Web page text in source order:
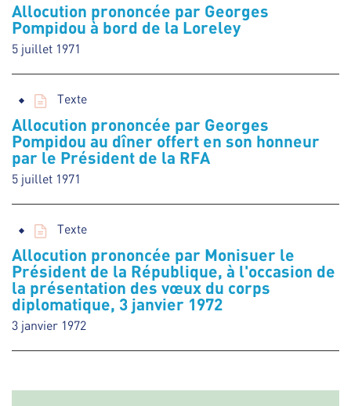
Allocution prononcée par Georges
Pompidou à bord de la Loreley
5 juillet 1971
Texte
Allocution prononcée par Georges
Pompidou au dîner offert en son honneur
par le Président de la RFA
5 juillet 1971
Texte
Allocution prononcée par Monisuer le
Président de la République, à l'occasion de
la présentation des vœux du corps
diplomatique, 3 janvier 1972
3 janvier 1972